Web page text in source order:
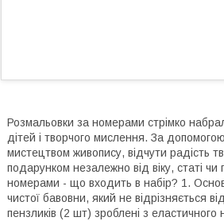
Розмальовки за номерами стрімко
дітей і творчого мислення. За
мистецтвом живопису, відчути радість
подарунком незалежно від віку, статі
номерами - що входить в набір? 1.
чистої бавовни, який не відрізняється
пензликів (2 шт) зроблені з